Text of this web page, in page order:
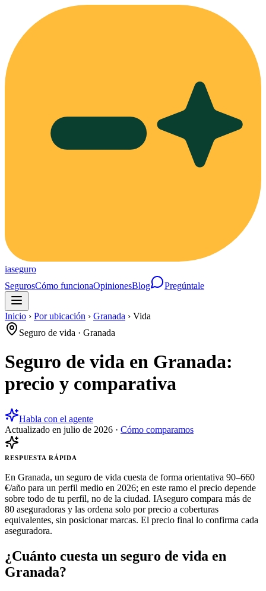
iaseguro
SegurosCómo funcionaOpinionesBlog Pregúntale
Inicio › Por ubicación › Granada › Vida
Seguro de vida · Granada
Seguro de vida en Granada:
precio y comparativa
Habla con el agente
Actualizado en julio de 2026 · Cómo comparamos
RESPUESTA RÁPIDA
En Granada, un seguro de vida cuesta de forma orientativa 90–660
€/año para un perfil medio en 2026; en este ramo el precio depende
sobre todo de tu perfil, no de la ciudad. IAseguro compara más de
80 aseguradoras y las ordena solo por precio a coberturas
equivalentes, sin posicionar marcas. El precio final lo confirma cada
aseguradora.
¿Cuánto cuesta un seguro de vida en
Granada?